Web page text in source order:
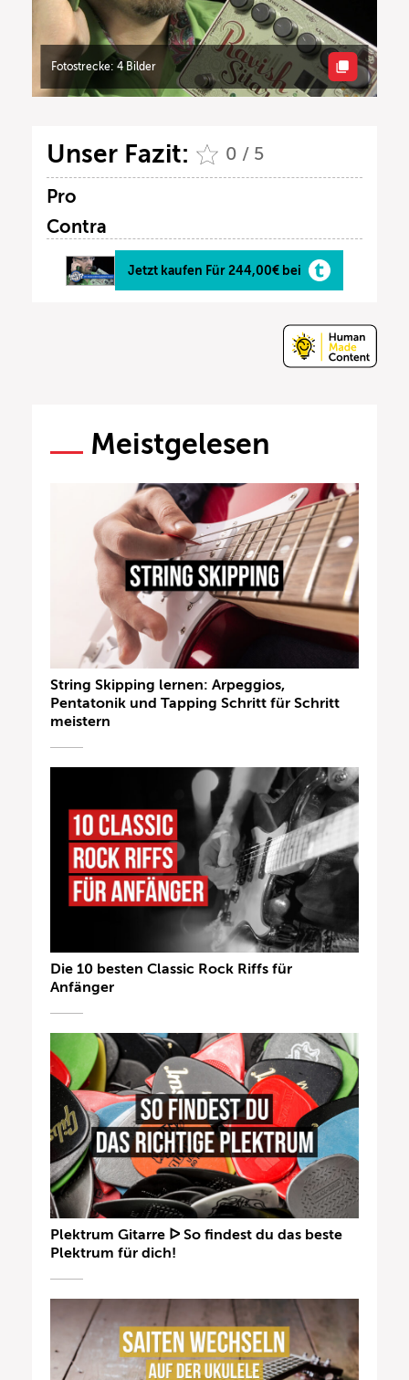
Fotostrecke: 4 Bilder
Unser Fazit: 0 / 5
Pro
Contra
Jetzt kaufen Für 244,00€ bei
Meistgelesen
String Skipping lernen: Arpeggios,
Pentatonik und Tapping Schritt für Schritt
meistern
Die 10 besten Classic Rock Riffs für
Anfänger
Plektrum Gitarre ᐅ So findest du das beste
Plektrum für dich!